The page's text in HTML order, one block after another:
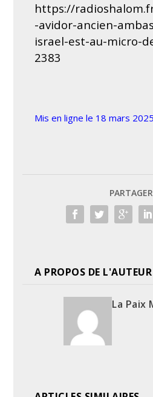
https://
-avidor-ancien-
israel-est-au-micro-
2383
Mis en ligne le 18 mars 2025
A PROPOS DE L'AUTEUR
La Paix